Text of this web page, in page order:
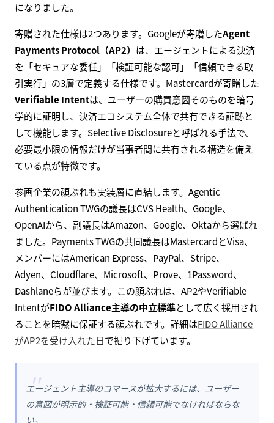
になりました。
寄贈された仕様は2つあります。Googleが寄贈したAgent
Payments Protocol（AP2） は、エージェントによる決済
を「セキュアな委任」「検証可能な認可」「信頼できる取
引実行」の3層で定義する仕様です。Mastercardが寄贈した
Verifiable Intentは、ユーザーの購買意図そのものを暗号
学的に証明し、決済エコシステム全体で共有できる証跡と
して機能します。Selective Disclosureと呼ばれる手法で、
必要最小限の情報だけが当事者間に共有される構造を備え
ている点が特徴です。
参画企業の顔ぶれも実装層に直結します。Agentic
Authentication TWGの議長はCVS Health、Google、
OpenAIから、副議長はAmazon、Google、Oktaから選ばれ
ました。Payments TWGの共同議長はMastercardとVisa、
メンバーにはAmerican Express、PayPal、Stripe、
Adyen、Cloudflare、Microsoft、Prove、1Password、
Dashlaneらが並びます。この顔ぶれは、AP2やVerifiable
IntentがFIDO Alliance主導の中立標準として広く採用され
ることを暗黙に保証する顔ぶれです。詳細はFIDO Alliance
がAP2を受け入れた日で掘り下げています。
"
エージェント主導のコマースが拡大するには、ユーザー
の意図が明示的・検証可能・信頼可能でなければならな
い。